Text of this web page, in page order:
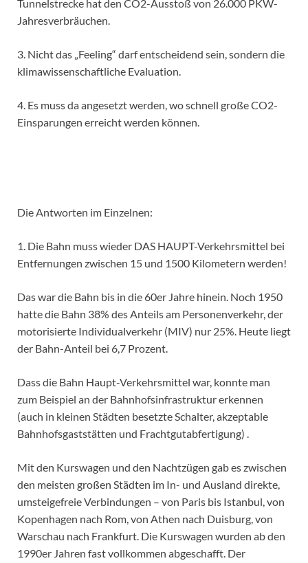
Tunnelstrecke hat den CO2-Ausstoß von 26.000 PKW-
Jahresverbräuchen.
3. Nicht das „Feeling“ darf entscheidend sein, sondern die
klimawissenschaftliche Evaluation.
4. Es muss da angesetzt werden, wo schnell große CO2-
Einsparungen erreicht werden können.
Die Antworten im Einzelnen:
1. Die Bahn muss wieder DAS HAUPT-Verkehrsmittel bei
Entfernungen zwischen 15 und 1500 Kilometern werden!
Das war die Bahn bis in die 60er Jahre hinein. Noch 1950
hatte die Bahn 38% des Anteils am Personenverkehr, der
motorisierte Individualverkehr (MIV) nur 25%. Heute liegt
der Bahn-Anteil bei 6,7 Prozent.
Dass die Bahn Haupt-Verkehrsmittel war, konnte man
zum Beispiel an der Bahnhofsinfrastruktur erkennen
(auch in kleinen Städten besetzte Schalter, akzeptable
Bahnhofsgaststätten und Frachtgutabfertigung) .
Mit den Kurswagen und den Nachtzügen gab es zwischen
den meisten großen Städten im In- und Ausland direkte,
umsteigefreie Verbindungen – von Paris bis Istanbul, von
Kopenhagen nach Rom, von Athen nach Duisburg, von
Warschau nach Frankfurt. Die Kurswagen wurden ab den
1990er Jahren fast vollkommen abgeschafft. Der